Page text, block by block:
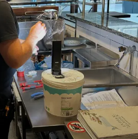
Allt du
du anlitar en
finns det inga utrymmen
elarbete är grundbulten i